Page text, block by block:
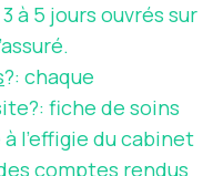
à 5 jours ouvrés sur
?: chaque
fiche de soins
l’effigie du cabinet
comptes rendus